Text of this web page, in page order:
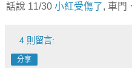
話說 11/30 小紅受傷了, 車門
4 則留言:
分享